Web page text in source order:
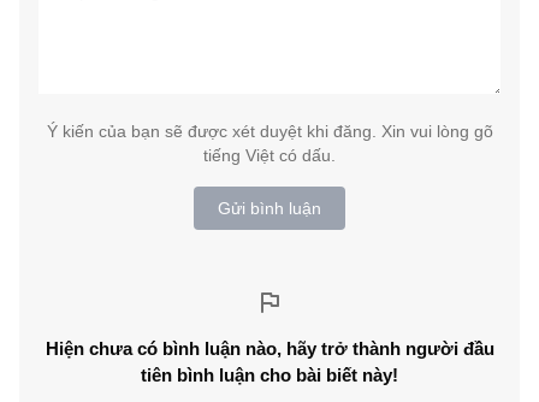
Ý kiến của bạn sẽ được xét duyệt khi đăng. Xin vui lòng gõ
tiếng Việt có dấu.
Gửi bình luận
Hiện chưa có bình luận nào, hãy trở thành người đầu
tiên bình luận cho bài biết này!